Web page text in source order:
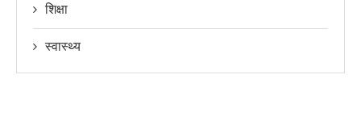
शिक्षा
स्वास्थ्य